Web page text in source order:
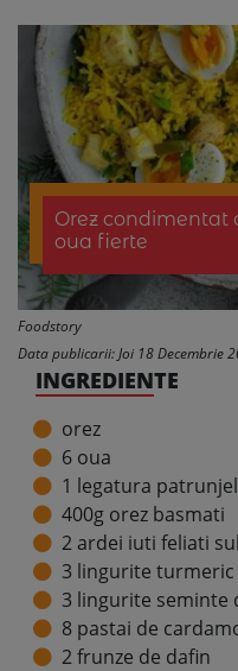
Orez condimentat
oua fierte
Foodstory
Data publicarii: Joi 18 Decembrie
INGREDIENTE
orez
6 oua
1 legatura
400g orez basmati
2 ardei iuti feliati
3 lingurite turmeric
3 lingurite seminte
8 pastai de
2 frunze de dafin